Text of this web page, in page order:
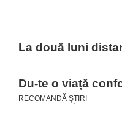
La două luni
Du-te o viață
RECOMANDĂ ȘTIRI